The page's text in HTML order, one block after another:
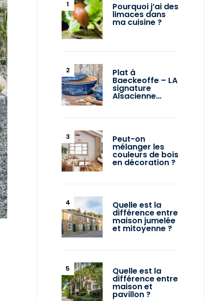
Pourquoi j’ai des
limaces dans
ma cuisine ?
Plat à
Baeckeoffe – LA
signature
Alsacienne…
Peut-on
mélanger les
couleurs de bois
en décoration ?
Quelle est la
différence entre
maison jumelée
et mitoyenne ?
Quelle est la
différence entre
maison et
pavillon ?